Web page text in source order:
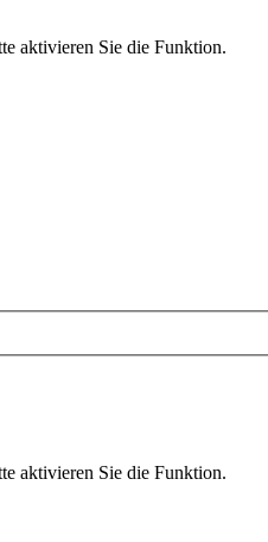
aktivieren Sie die Funktion.
aktivieren Sie die Funktion.